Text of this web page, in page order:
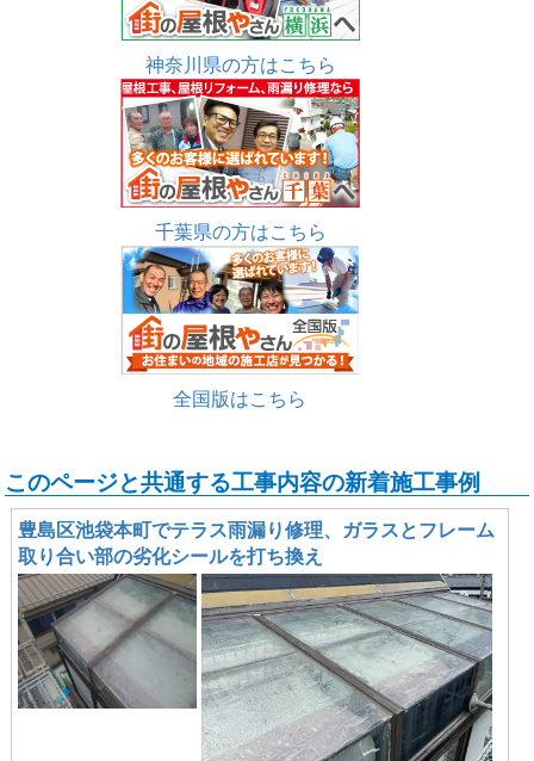
神奈川県の方はこちら
千葉県の方はこちら
全国版はこちら
このページと共通する工事内容の新着施工事例
豊島区池袋本町でテラス雨漏り修理、ガラスとフレーム
取り合い部の劣化シールを打ち換え